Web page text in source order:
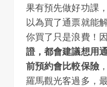
果有預先做好功課
以為買了通票就能
你買了只是浪費！
證，都會建議想用
前預約會比較保險
羅馬觀光客過多，